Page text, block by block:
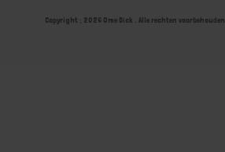
Copyright ; 2026 Ome Dick . Alle rechten voorbehouden